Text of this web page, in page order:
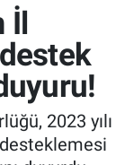
İl
2023 yılı
desteklemesi